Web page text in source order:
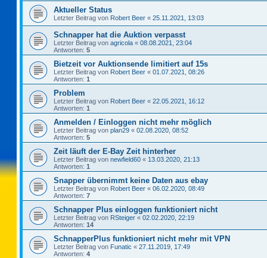
Aktueller Status
Letzter Beitrag von Robert Beer « 25.11.2021, 13:03
Schnapper hat die Auktion verpasst
Letzter Beitrag von agricola « 08.08.2021, 23:04
Antworten: 5
Bietzeit vor Auktionsende limitiert auf 15s
Letzter Beitrag von Robert Beer « 01.07.2021, 08:26
Antworten: 1
Problem
Letzter Beitrag von Robert Beer « 22.05.2021, 16:12
Antworten: 1
Anmelden / Einloggen nicht mehr möglich
Letzter Beitrag von plan29 « 02.08.2020, 08:52
Antworten: 5
Zeit läuft der E-Bay Zeit hinterher
Letzter Beitrag von newfield60 « 13.03.2020, 21:13
Antworten: 1
Snapper übernimmt keine Daten aus ebay
Letzter Beitrag von Robert Beer « 06.02.2020, 08:49
Antworten: 7
Schnapper Plus einloggen funktioniert nicht
Letzter Beitrag von RSteiger « 02.02.2020, 22:19
Antworten: 14
SchnapperPlus funktioniert nicht mehr mit VPN
Letzter Beitrag von Funatic « 27.11.2019, 17:49
Antworten: 4